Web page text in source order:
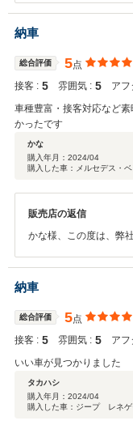
す！！求めていたお車
スなどでしっかりサポ
納車
総合評価 5点
接客 : 5 雰囲気 : 5 アフ
車種豊富・接客対応など
かったです
かな
購入年月： 2024/04
購入した車：メルセデス・
販売店の返信
かな様、この度は、弊
います！！長くお乗り
ンスなどでしっかりサ
納車
総合評価 5点
接客 : 5 雰囲気 : 5 アフ
いい車が見つかりました
タカハシ
購入年月： 2024/04
購入した車：ジープ レネ